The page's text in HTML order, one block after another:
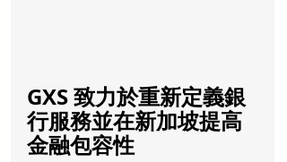
GXS 致力於重新定義銀
行服務並在新加坡提高
金融包容性